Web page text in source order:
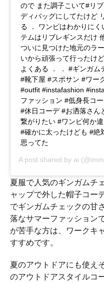
ので また調子こいて#リ
ディバッグにしてたけど
る ． ワンピはわかりに
テムはリブレギンスだけ
ついに見つけた地元のラ
いから頑張って行ったけ
よくある ． ． #ギンガム
#靴下屋 #スポサン #ワー
#outfit #instafashion
ファッション #低身長コ
#休日コーデ #お洒落さん
繋がりたい #ワンピ何か
#確かに太ったけども #絶
思ってた
A post shared by ai
夏服で人気のギンガムチ
ャップで外した帽子コー
でギンガムチェックの甘
落なサマーファッション
が苦手な方は、ワークキ
すすめです。
夏のアウトドアにも使え
のアウトドアスタイルコ